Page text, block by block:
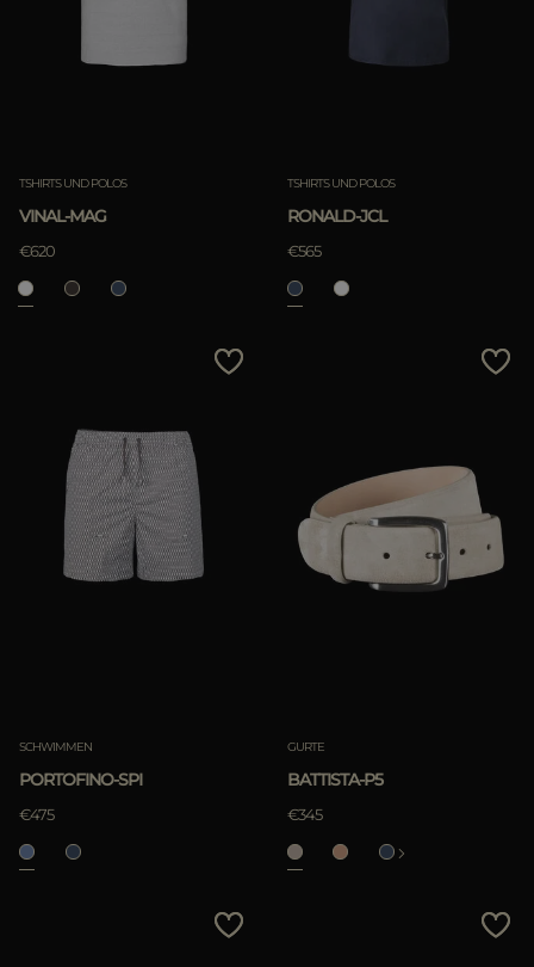
TSHIRTS UND POLOS
VINAL-MAG
€620
TSHIRTS UND POLOS
RONALD-JCL
€565
SCHWIMMEN
PORTOFINO-SPI
€475
GURTE
BATTISTA-P5
€345